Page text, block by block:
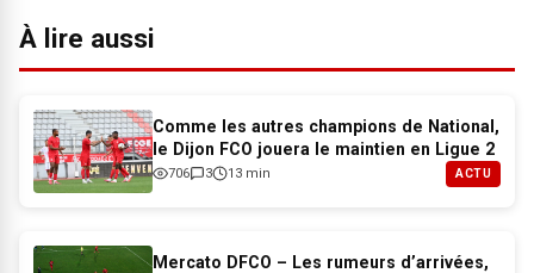
À lire aussi
Comme les autres champions de National,
le Dijon FCO jouera le maintien en Ligue 2
706 3 13 min ACTU
Mercato DFCO – Les rumeurs d’arrivées,